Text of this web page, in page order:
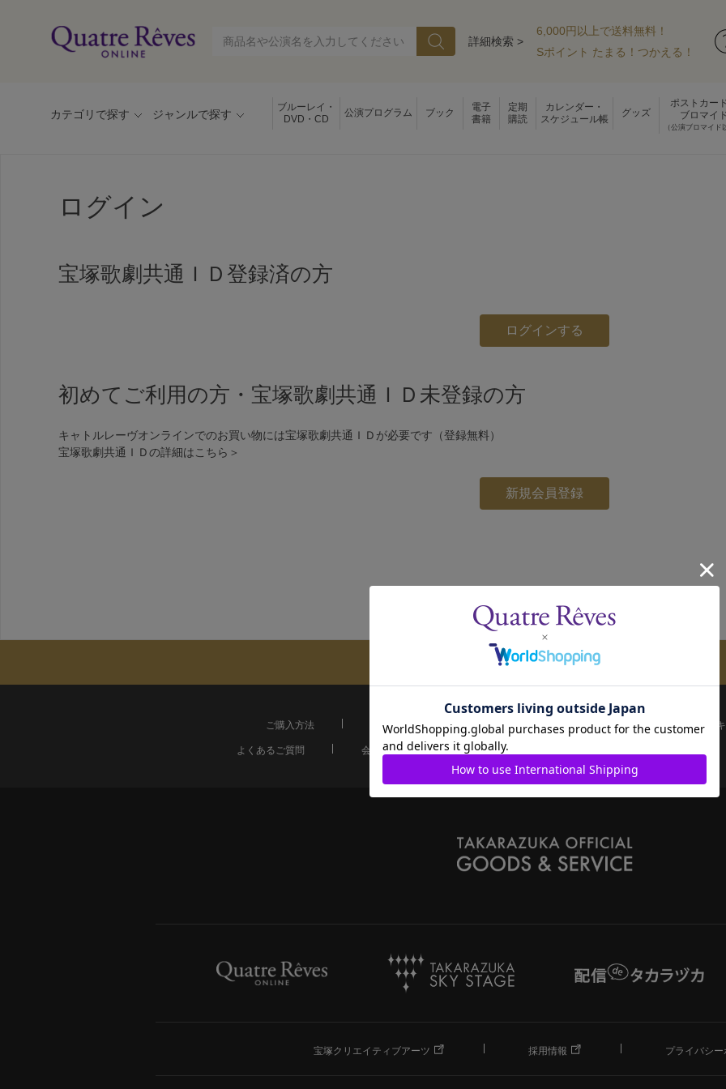
詳細検索 >
6,000円以上で送料無料！
Sポイント たまる！つかえる！
カテゴリで探す ジャンルで探す
ブルーレイ・
DVD・CD
公演プログラム ブック
電子
書籍
定期
購読
カレンダー・
スケジュール帳
グッズ
ポストカー
ブロマイド
（公演ブロマイド
ログイン
宝塚歌劇共通ＩＤ登録済の方
初めてご利用の方・宝塚歌劇共通ＩＤ未登録の方
キャトルレーヴオンラインでのお買い物には宝塚歌劇共通ＩＤが必要です（登録無料）
宝塚歌劇共通ＩＤの詳細は こちら＞
メールマガジンのご案内
ご購入方法 配送について お支払い方法 決済について
よくあるご質問
会員ページ 宝塚歌劇共通ID新規会員登録
宝塚クリエイティブアーツ 採用情報 プライバシ